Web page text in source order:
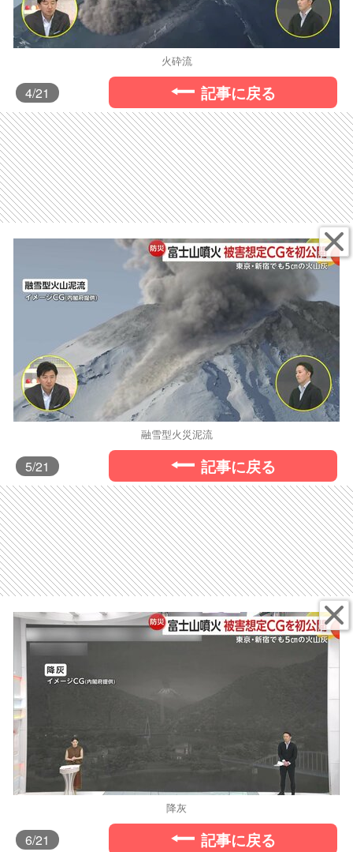
火砕流
4/21 記事に戻る
融雪型火災泥流
5/21 記事に戻る
降灰
6/21 記事に戻る